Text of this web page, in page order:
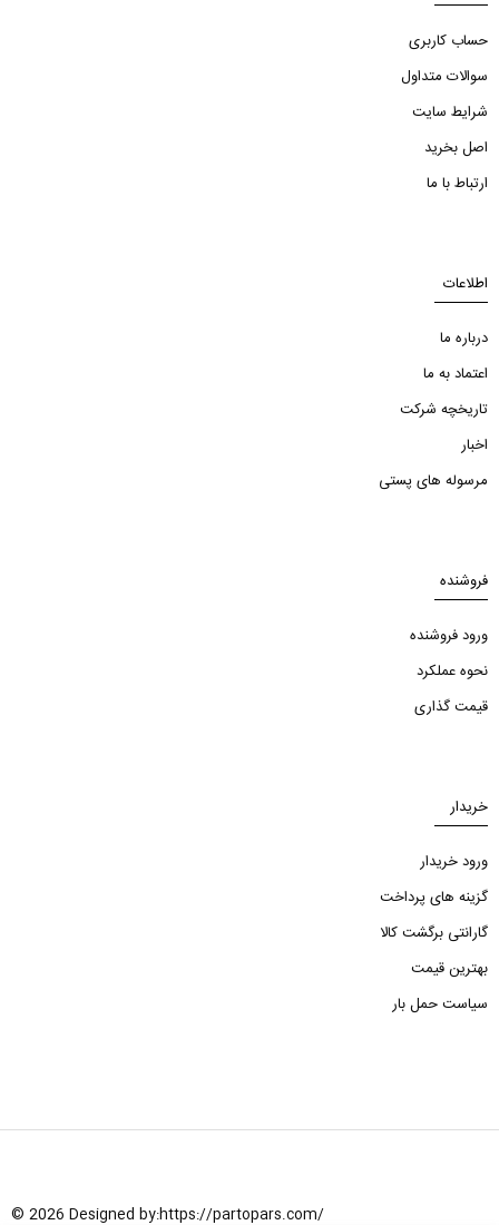
حساب کاربری
سوالات متداول
شرایط سایت
اصل بخرید
ارتباط با ما
اطلاعات
درباره ما
اعتماد به ما
تاریخچه شرکت
اخبار
مرسوله های پستی
فروشنده
ورود فروشنده
نحوه عملکرد
قیمت گذاری
خریدار
ورود خریدار
گزینه های پرداخت
گارانتی برگشت کالا
بهترین قیمت
سیاست حمل بار
© 2026 Designed by:https://partopars.com/